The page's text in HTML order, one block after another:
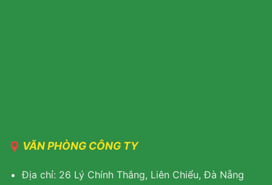
VĂN PHÒNG CÔNG TY
Địa chỉ: 26 Lý Chính Thắng, Liên Chiểu, Đà Nẵng